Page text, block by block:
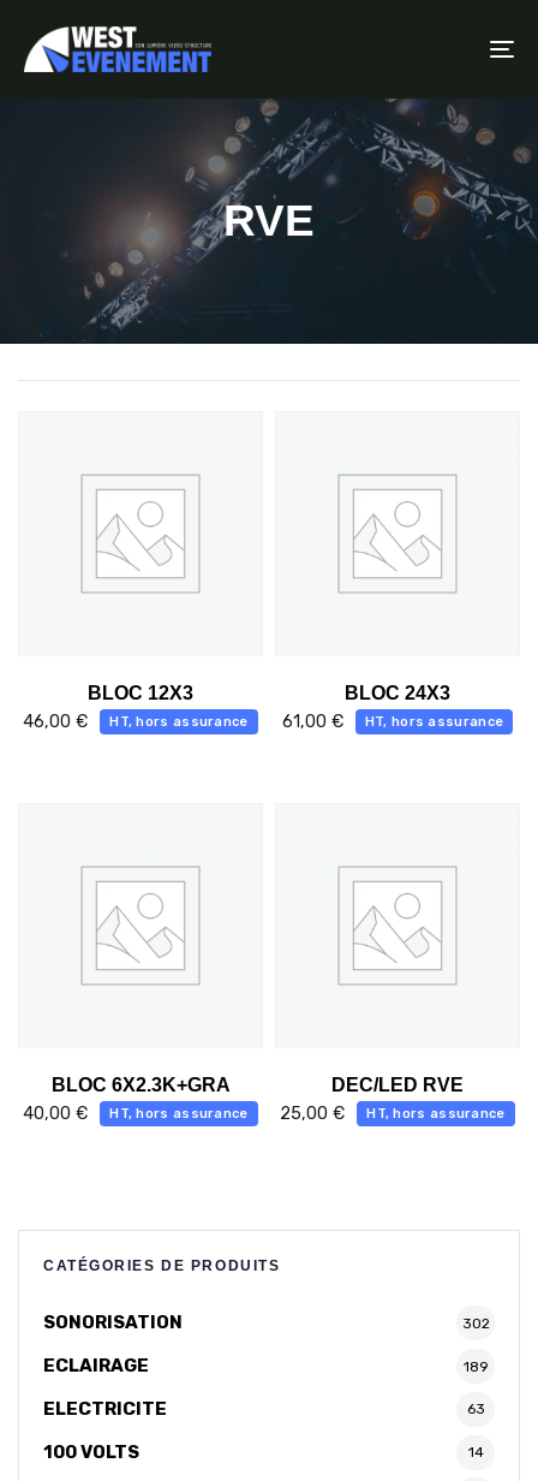
RVE
BLOC 12X3
46,00€ HT, hors assurance
BLOC 24X3
61,00 € HT, hors assurance
BLOC 6X2.3K+GRA
40,00€ HT, hors assurance
DEC/LED RVE
25,00€ HT, hors assurance
CATÉGORIES DE PRODUITS
SONORISATION 302
ECLAIRAGE 189
ELECTRICITE 63
100 VOLTS 14